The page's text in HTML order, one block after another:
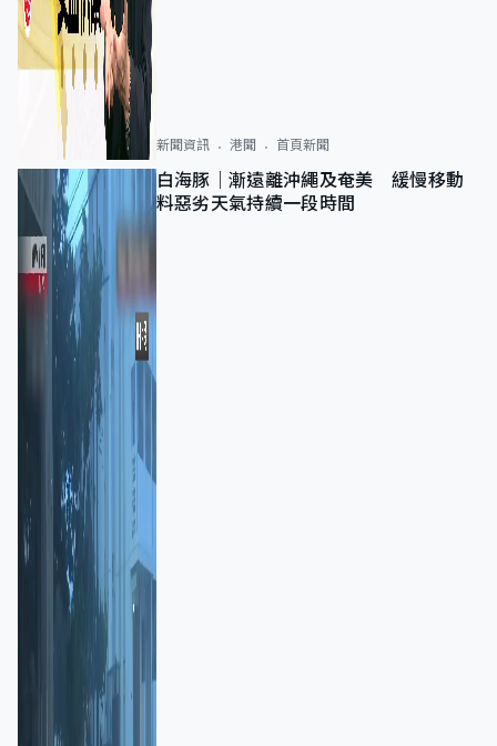
新聞資訊 港聞 首頁新聞
白海豚｜漸遠離沖繩及奄美 緩慢移動
料惡劣天氣持續一段時間